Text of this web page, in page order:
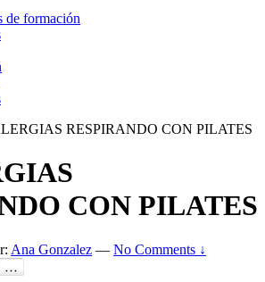
de formación
RESPIRANDO CON PILATES
CON PILATES
Ana Gonzalez — No Comments ↓